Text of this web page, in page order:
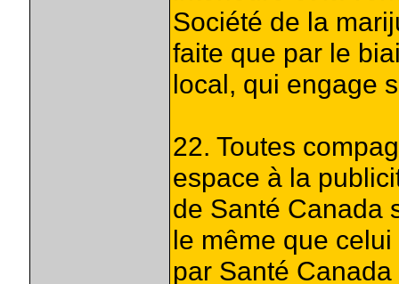
Société de la
faite que par le
local, qui engage
22. Toutes
espace à la
de Santé Canada
le même que
par Santé